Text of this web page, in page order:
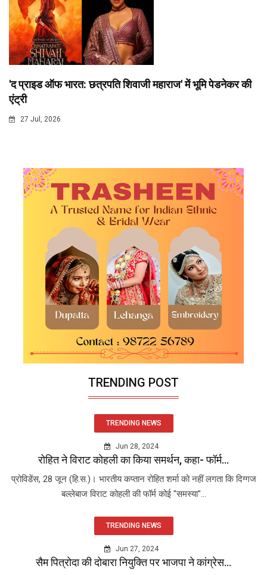
'द प्राइड ऑफ भारत: छत्रपति शिवाजी महाराज' में भूमि पेडनेकर की
एंट्री
27 Jul, 2026
TRENDING POST
TRENDING NEWS
Jun 28, 2024
रोहित ने विराट कोहली का किया समर्थन, कहा- फॉर्म...
प्रोविडेंस, 28 जून (हि.स.)। भारतीय कप्तान रोहित शर्मा को नहीं लगता कि दिग्गज
बल्लेबाज विराट कोहली की फॉर्म कोई "समस्या"...
TRENDING NEWS
Jun 27, 2024
सैम पित्रोदा की दोबारा नियुक्ति पर भाजपा ने कांग्रेस...